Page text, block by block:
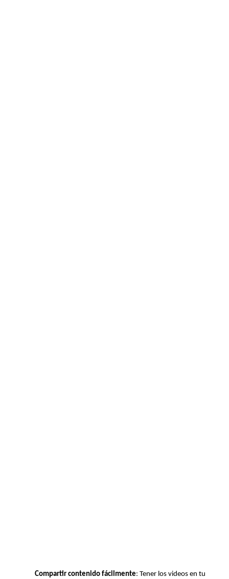
Compartir contenido fácilmente: Tener los videos en tu